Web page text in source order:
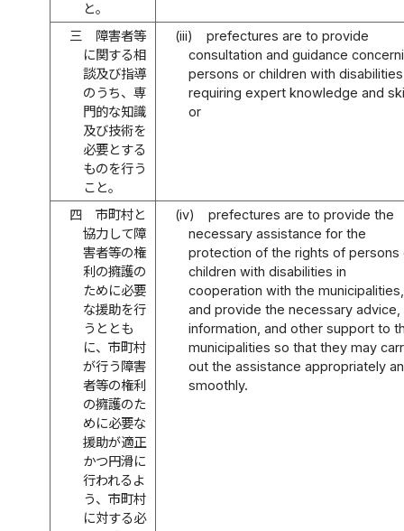
と。
三
障害者等
に関する相
談及び指導
のうち、専
門的な知識
及び技術を
必要とする
ものを行う
こと。
(iii)
prefectures are to provide
consultation and guidance
persons or children with disabilities
requiring expert knowledge and
or
四
市町村と
協力して障
害者等の権
利の擁護の
ために必要
な援助を行
うととも
に、市町村
が行う障害
者等の権利
の擁護のた
めに必要な
援助が適正
かつ円滑に
行われるよ
う、市町村
に対する必
(iv)
prefectures are to provide the
necessary assistance for the
protection of the rights of persons
children with disabilities in
cooperation with the municipalities,
and provide the necessary advice,
information, and other support to
municipalities so that they may
out the assistance appropriately
smoothly.